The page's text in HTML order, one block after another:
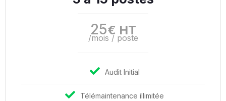
25€ HT
/mois / poste
Audit Initial
Télémaintenance illimitée